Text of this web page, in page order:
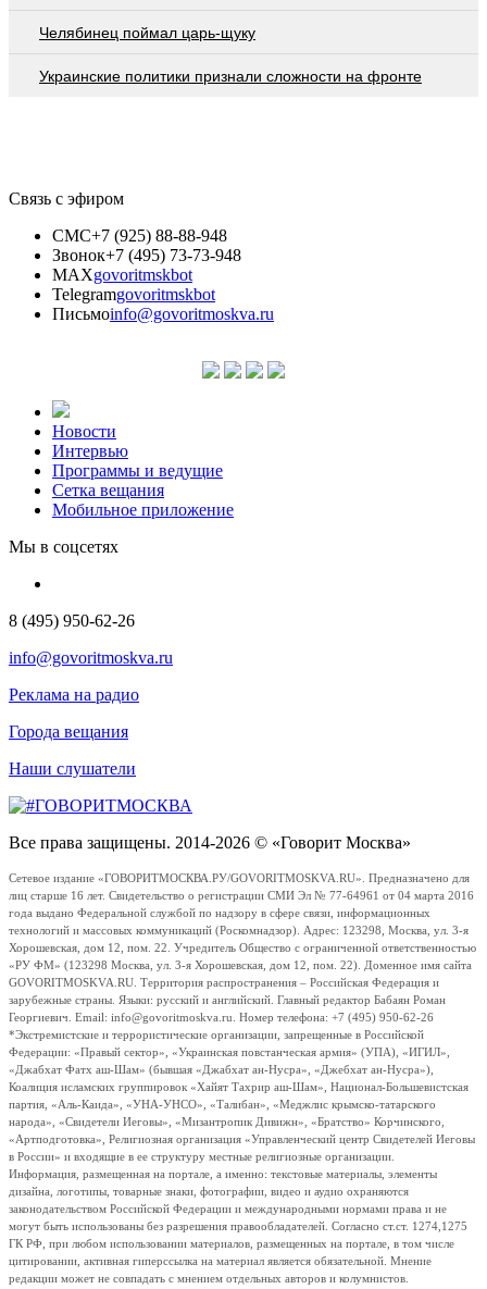
Челябинец поймал царь-щуку
Украинские политики признали сложности на фронте
Связь с эфиром
СМС+7 (925) 88-88-948
Звонок+7 (495) 73-73-948
MAXgovoritmskbot
Telegramgovoritmskbot
Письмоinfo@govoritmoskva.ru
Новости
Интервью
Программы и ведущие
Сетка вещания
Мобильное приложение
Мы в соцсетях
8 (495) 950-62-26
info@govoritmoskva.ru
Реклама на радио
Города вещания
Наши слушатели
Все права защищены. 2014-2026 © «Говорит Москва»
Сетевое издание «ГОВОРИТМОСКВА.РУ/GOVORITMOSKVA.RU». Предназначено для
лиц старше 16 лет. Свидетельство о регистрации СМИ Эл № 77-64961 от 04 марта 2016
года выдано Федеральной службой по надзору в сфере связи, информационных
технологий и массовых коммуникаций (Роскомнадзор). Адрес: 123298, Москва, ул. 3-я
Хорошевская, дом 12, пом. 22. Учредитель Общество с ограниченной ответственностью
«РУ ФМ» (123298 Москва, ул. 3-я Хорошевская, дом 12, пом. 22). Доменное имя сайта
GOVORITMOSKVA.RU. Территория распространения – Российская Федерация и
зарубежные страны. Языки: русский и английский. Главный редактор Бабаян Роман
Георгиевич. Email: info@govoritmoskva.ru. Номер телефона: +7 (495) 950-62-26
*Экстремистские и террористические организации, запрещенные в Российской
Федерации: «Правый сектор», «Украинская повстанческая армия» (УПА), «ИГИЛ»,
«Джабхат Фатх аш-Шам» (бывшая «Джабхат ан-Нусра», «Джебхат ан-Нусра»),
Коалиция исламских группировок «Хайят Тахрир аш-Шам», Национал-Большевистская
партия, «Аль-Каида», «УНА-УНСО», «Талибан», «Меджлис крымско-татарского
народа», «Свидетели Иеговы», «Мизантропик Дивижн», «Братство» Корчинского,
«Артподготовка», Религиозная организация «Управленческий центр Свидетелей Иеговы
в России» и входящие в ее структуру местные религиозные организации.
Информация, размещенная на портале, а именно: текстовые материалы, элементы
дизайна, логотипы, товарные знаки, фотографии, видео и аудио охраняются
законодательством Российской Федерации и международными нормами права и не
могут быть использованы без разрешения правообладателей. Согласно ст.ст. 1274,1275
ГК РФ, при любом использовании материалов, размещенных на портале, в том числе
цитировании, активная гиперссылка на материал является обязательной. Мнение
редакции может не совпадать с мнением отдельных авторов и колумнистов.